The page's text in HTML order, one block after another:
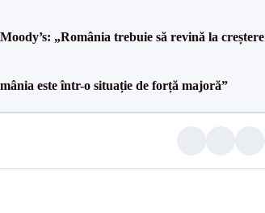
„România trebuie să revină la creștere
este într-o situație de forță majoră”